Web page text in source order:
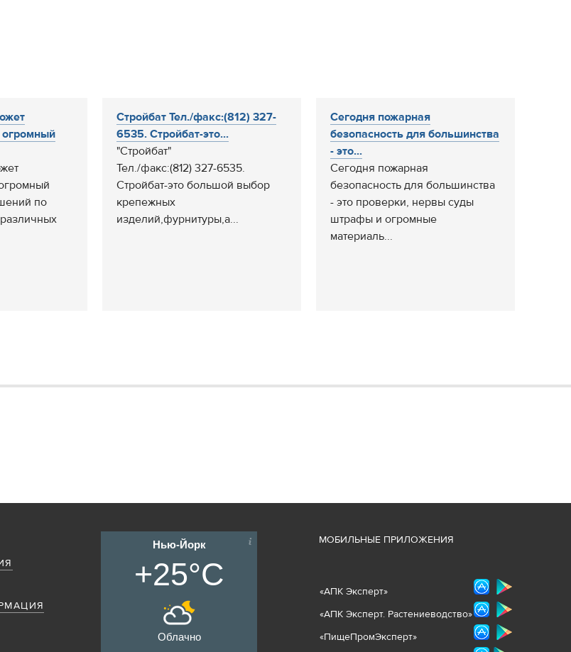
огромный
по
Стройбат Тел./факс:(812) 327-
6535. Стройбат-это...
"Стройбат"
Тел./факс:(812) 327-6535.
Стройбат-это большой выбор
крепежных
изделий,фурнитуры,а...
Сегодня пожарная
безопасность для большинства
- это...
Сегодня пожарная
безопасность для большинства
- это проверки, нервы суды
штрафы и огромные
материаль...
Нью-Йорк
+25°C
Облачно
МОБИЛЬНЫЕ ПРИЛОЖЕНИЯ
«АПК Эксперт»
«АПК Эксперт. Растениеводство»
«ПищеПромЭксперт»